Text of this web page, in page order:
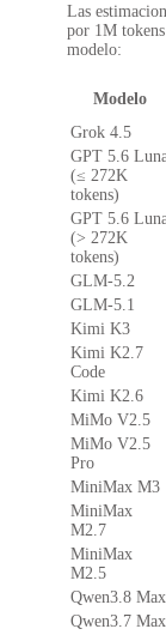
Las
por 1M
modelo:
Modelo
Grok 4.5
GPT 5.6
(≤ 272K
tokens)
GPT 5.6
(> 272K
tokens)
GLM-5.2
GLM-5.1
Kimi K3
Kimi K2.7
Code
Kimi K2.6
MiMo V2.5
MiMo V2.5
Pro
MiniMax M3
MiniMax
M2.7
MiniMax
M2.5
Qwen3.8 Max
Qwen3.7 Max